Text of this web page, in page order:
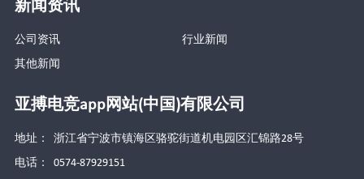
新闻资讯
公司资讯
行业新闻
其他新闻
亚搏电竞app网站(中国)有限公司
地址： 浙江省宁波市镇海区骆驼街道机电园区汇锦路28号
电话： 0574-87929151